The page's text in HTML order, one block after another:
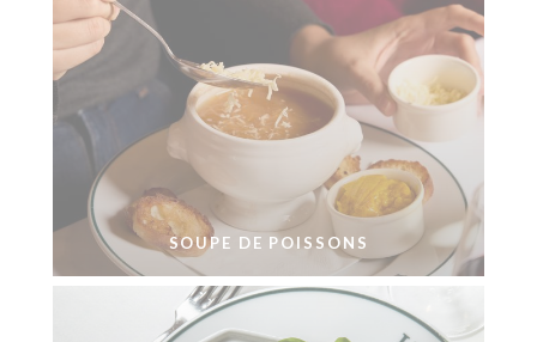
SOUPE DE POISSONS